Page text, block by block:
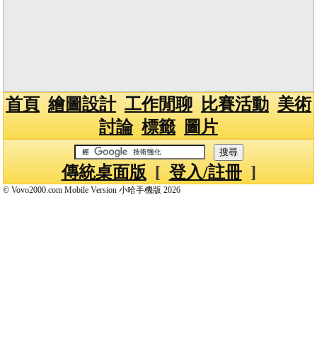
首頁 繪圖設計 工作閒聊 比賽活動 美術
討論 標籤 圖片
傳統桌面版 [ 登入/註冊]
© Vovo2000.com Mobile Version 小哈手機版 2026